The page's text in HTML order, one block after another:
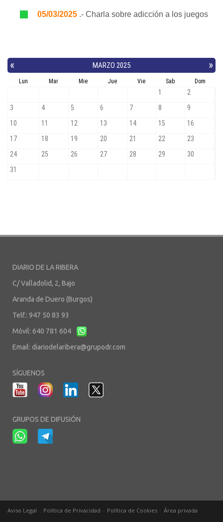
05/03/2025 .- Charla sobre adicción a los juegos
DIARIO DE LA RIBERA
C/ Valladolid, 2, Bajo
Aranda de Duero (Burgos)
Telf.: 947 50 83 93
Móvil: 640 781 604
Email: diariodelaribera@grupodr.com
SÍGUENOS
GRUPOS DE DIFUSIÓN
Aviso Legal Política de Privacidad Política de Cookies Área privada